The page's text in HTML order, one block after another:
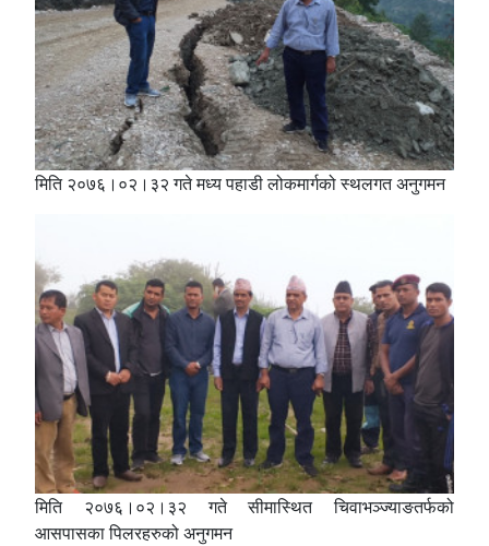
मिति २०७६।०२।३२ गते मध्य पहाडी लोकमार्गको स्थलगत अनुगमन
मिति २०७६।०२।३२ गते सीमास्थित चिवाभञ्ज्याङतर्फको
आसपासका पिलरहरुको अनुगमन